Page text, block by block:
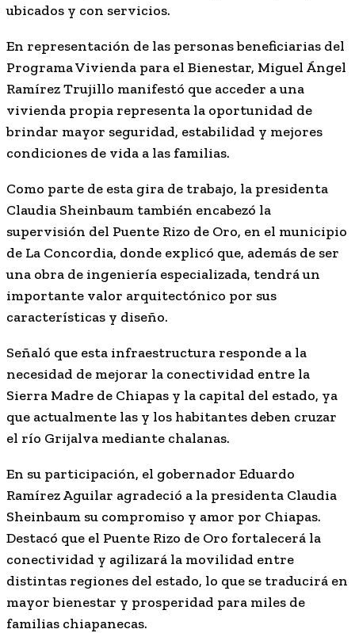
ubicados y con servicios.
En representación de las personas beneficiarias del
Programa Vivienda para el Bienestar, Miguel Ángel
Ramírez Trujillo manifestó que acceder a una
vivienda propia representa la oportunidad de
brindar mayor seguridad, estabilidad y mejores
condiciones de vida a las familias.
Como parte de esta gira de trabajo, la presidenta
Claudia Sheinbaum también encabezó la
supervisión del Puente Rizo de Oro, en el municipio
de La Concordia, donde explicó que, además de ser
una obra de ingeniería especializada, tendrá un
importante valor arquitectónico por sus
características y diseño.
Señaló que esta infraestructura responde a la
necesidad de mejorar la conectividad entre la
Sierra Madre de Chiapas y la capital del estado, ya
que actualmente las y los habitantes deben cruzar
el río Grijalva mediante chalanas.
En su participación, el gobernador Eduardo
Ramírez Aguilar agradeció a la presidenta Claudia
Sheinbaum su compromiso y amor por Chiapas.
Destacó que el Puente Rizo de Oro fortalecerá la
conectividad y agilizará la movilidad entre
distintas regiones del estado, lo que se traducirá en
mayor bienestar y prosperidad para miles de
familias chiapanecas.